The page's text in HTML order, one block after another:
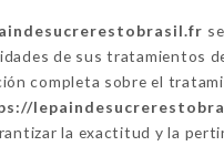
de sus tratamientos
completa sobre el
la exactitud y la